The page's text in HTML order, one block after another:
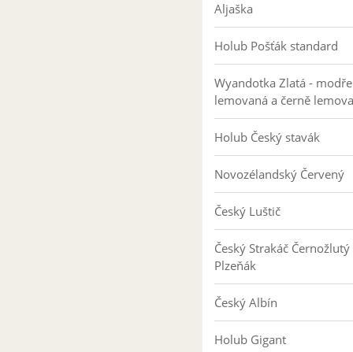
Aljaška
Holub Pošťák standard
Wyandotka Zlatá - modře
lemovaná a černě
Holub Český stavák
Novozélandský Červený
Český Luštič
Český Strakáč Černožlutý
Plzeňák
Český Albín
Holub Gigant